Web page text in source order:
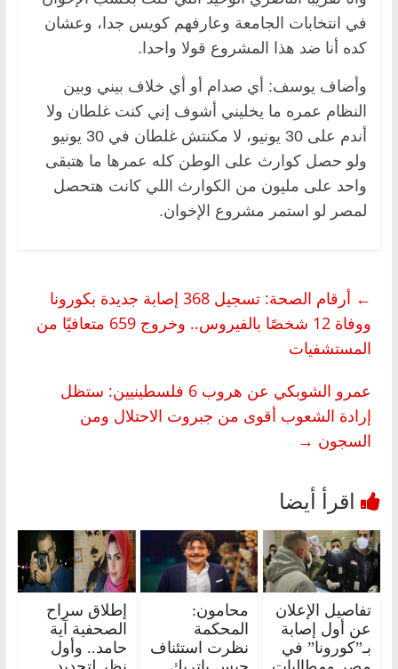
في انتخابات الجامعة وعارفهم كويس جدا، وعشان
كده أنا ضد هذا المشروع قولا واحدا.
وأضاف يوسف: أي صدام أو أي خلاف بيني وبين
النظام عمره ما يخليني أشوف إني كنت غلطان ولا
أندم على 30 يونيو، لا مكنتش غلطان في 30 يونيو
ولو حصل كوارث على الوطن كله عمرها ما هتبقى
واحد على مليون من الكوارث اللي كانت هتحصل
لمصر لو استمر مشروع الإخوان.
←
أرقام الصحة: تسجيل 368 إصابة جديدة بكورونا
ووفاة 12 شخصًا بالفيروس.. وخروج 659 متعافيًا من
المستشفيات
عمرو الشوبكي عن هروب 6 فلسطينيين: ستظل
إرادة الشعوب أقوى من جبروت الاحتلال ومن
السجون →
تفاصيل الإعلان
عن أول إصابة
بـ”كورونا” في
محامون:
المحكمة
نظرت استئناف
إطلاق سراح
الصحفية آية
حامد.. وأول